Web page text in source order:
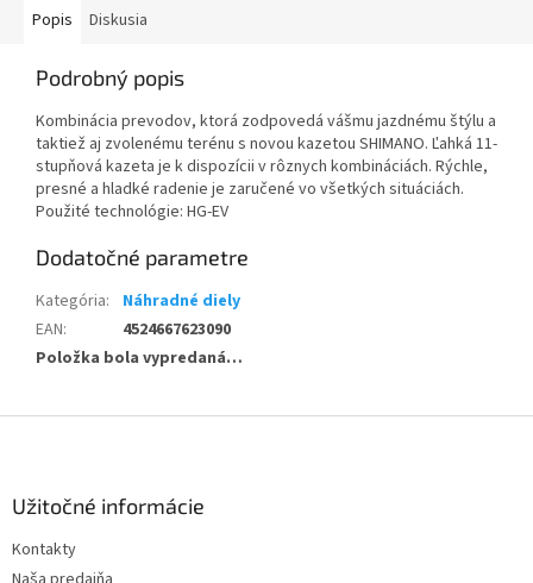
Popis Diskusia
Podrobný popis
Kombinácia prevodov, ktorá zodpovedá vášmu jazdnému štýlu a
taktiež aj zvolenému terénu s novou kazetou SHIMANO. Ľahká 11-
stupňová kazeta je k dispozícii v rôznych kombináciách. Rýchle,
presné a hladké radenie je zaručené vo všetkých situáciách.
Použité technológie: HG-EV
Dodatočné parametre
Kategória:
Náhradné diely
EAN:
4524667623090
Položka bola vypredaná…
Užitočné informácie
Kontakty